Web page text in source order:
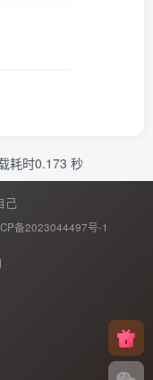
耗时0.173 秒
己
备2023044497号-1